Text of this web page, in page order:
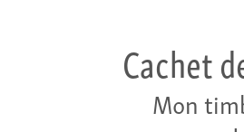
Cachet
Mon